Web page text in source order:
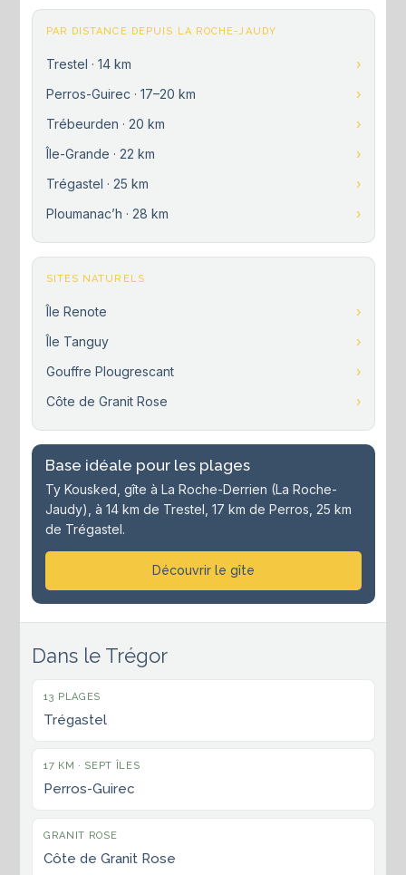
PAR DISTANCE DEPUIS LA ROCHE-JAUDY
Trestel · 14 km
Perros-Guirec · 17–20 km
Trébeurden · 20 km
Île-Grande · 22 km
Trégastel · 25 km
Ploumanac’h · 28 km
SITES NATURELS
Île Renote
Île Tanguy
Gouffre Plougrescant
Côte de Granit Rose
Base idéale pour les plages
Ty Kousked, gîte à La Roche-Derrien (La Roche-
Jaudy), à 14 km de Trestel, 17 km de Perros, 25 km
de Trégastel.
Découvrir le gîte
Dans le Trégor
13 PLAGES
Trégastel
17 KM · SEPT ÎLES
Perros-Guirec
GRANIT ROSE
Côte de Granit Rose